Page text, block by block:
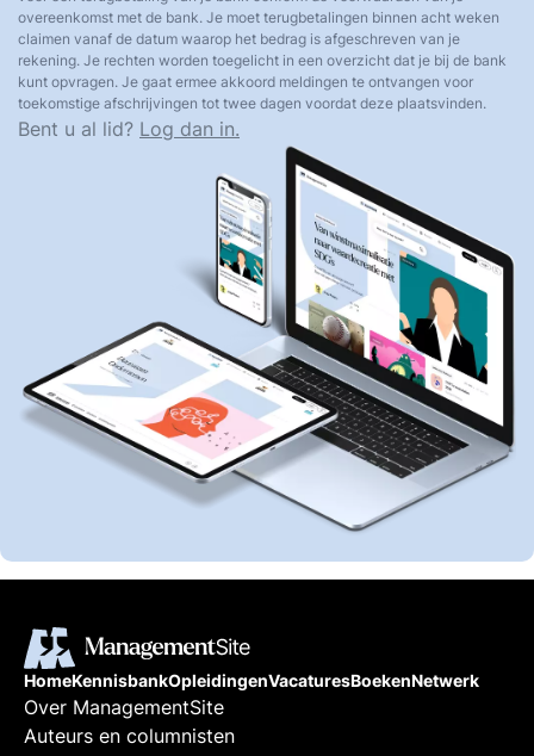
overeenkomst met de bank. Je moet terugbetalingen binnen acht weken
claimen vanaf de datum waarop het bedrag is afgeschreven van je
rekening. Je rechten worden toegelicht in een overzicht dat je bij de bank
kunt opvragen. Je gaat ermee akkoord meldingen te ontvangen voor
toekomstige afschrijvingen tot twee dagen voordat deze plaatsvinden.
Bent u al lid? Log dan in.
HomeKennisbankOpleidingenVacaturesBoekenNetwerk
Over ManagementSite
Auteurs en columnisten